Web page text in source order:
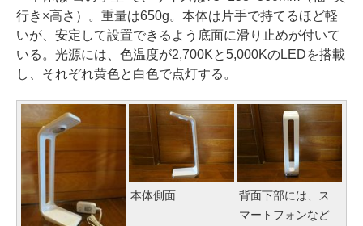
行き×高さ）。重量は650g。本体は片手で持てるほど軽
いが、安定して設置できるよう底面に滑り止めが付いて
いる。光源には、色温度が2,700Kと5,000KのLEDを搭載
し、それぞれ黄色と白色で点灯する。
本体側面
背面下部には、ス
マートフォンなど